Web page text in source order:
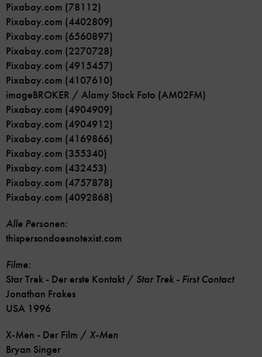
Pixabay.com (78112)
Pixabay.com (4402809)
Pixabay.com (6560897)
Pixabay.com (2270728)
Pixabay.com (4915457)
Pixabay.com (4107610)
imageBROKER / Alamy Stock Foto (AM02FM)
Pixabay.com (4904909)
Pixabay.com (4904912)
Pixabay.com (4169866)
Pixabay.com (355340)
Pixabay.com (432453)
Pixabay.com (4757878)
Pixabay.com (4092868)
Alle Personen:
thispersondoesnotexist.com
Filme:
Star Trek - Der erste Kontakt / Star Trek - First Contact
Jonathan Frakes
USA 1996
X-Men - Der Film / X-Men
Bryan Singer